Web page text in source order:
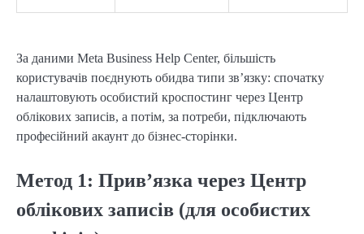
За даними Meta Business Help Center, більшість
користувачів поєднують обидва типи зв’язку: спочатку
налаштовують особистий кроспостинг через Центр
облікових записів, а потім, за потреби, підключають
професійний акаунт до бізнес-сторінки.
Метод 1: Прив’язка через Центр
облікових записів (для особистих